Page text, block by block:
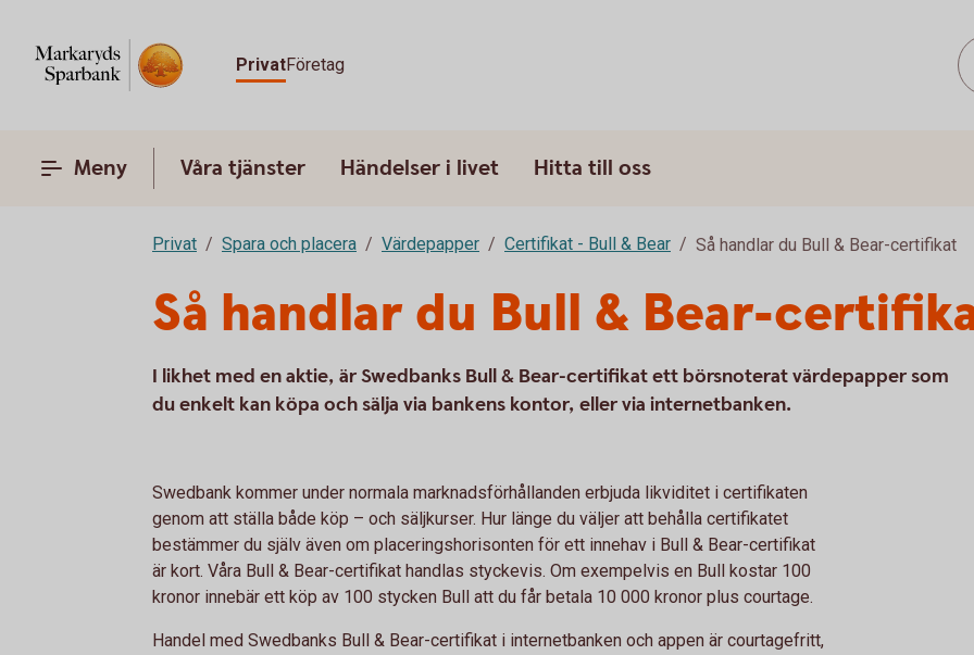
PrivatFöretag
Meny Våra tjänster Händelser i livet Hitta till oss
Privat Spara och placera Värdepapper Certifikat - Bull & Bear Så handlar du Bull & Bear-certifikat
Så handlar du Bull & Bear-
I likhet med en aktie, är Swedbanks Bull & Bear-certifikat ett börsnoterat värdepapper som
du enkelt kan köpa och sälja via bankens kontor, eller via internetbanken.
Swedbank kommer under normala marknadsförhållanden erbjuda likviditet i certifikaten
genom att ställa både köp – och säljkurser. Hur länge du väljer att behålla certifikatet
bestämmer du själv även om placeringshorisonten för ett innehav i Bull & Bear-certifikat
är kort. Våra Bull & Bear-certifikat handlas styckevis. Om exempelvis en Bull kostar 100
kronor innebär ett köp av 100 stycken Bull att du får betala 10 000 kronor plus courtage.
Handel med Swedbanks Bull & Bear-certifikat i internetbanken och appen är courtagefritt,